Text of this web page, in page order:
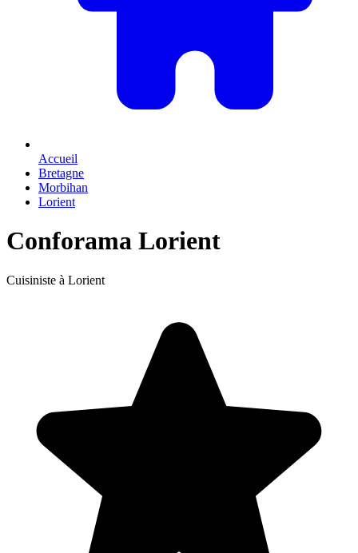
Accueil
Bretagne
Morbihan
Lorient
Conforama Lorient
Cuisiniste à Lorient